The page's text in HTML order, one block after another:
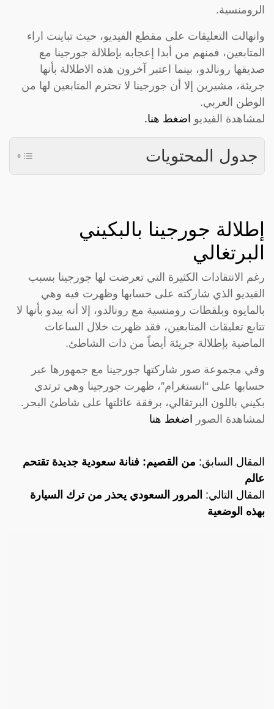
الرومنسية.
وانهالت التعليقات على مقطع الفيديو، حيث تباينت اراء
المتابعين، فمنهم من أبدا إعجابه بإطلالة جورجينا مع
صديقها رونالدو، بينما اعتبر آخرون هذه الاطلالة بأنها
جريئة، مشيرين إلا أن جورجينا لا تحترم المتابعين لها من
الوطن العربي.
لمشاهدة الفيديو اضغط هنا.
جدول المحتويات
إطلالة جورجينا بالبكيني
البرتغالي
رغم الانتقادات الكثيرة التي تعرضت لها جورجينا بسبب
الفيديو الذي شاركته على حسابها وظهرت فيه وهي
بالمايوه وبلقطات رومنسية مع رونالدو، إلا أنه يبدو بأنها لا
تتابع تعليقات المتابعين، فقد ظهرت خلال الساعات
الماضية بإطلالة جريئة أيضاً من ذات الشاطئ.
وفي مجموعة صور شاركتها جورجينا مع جمهورها عبر
حسابها على “انستغرام”، ظهرت جورجينا وهي ترتدي
بكيني باللون البرتقالي، برفقة عائلتها على شاطئ البحر.
لمشاهدة الصور اضغط هنا
المقال السابق: من القصيم: فنانة سعودية جديدة تقتحم
عالم
المقال التالي: المرور السعودي يحذر من ترك السيارة
بهذه الوضعية